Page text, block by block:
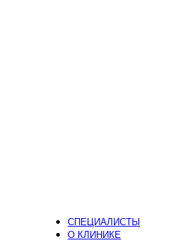
СПЕЦИАЛИСТЫ
О КЛИНИКЕ